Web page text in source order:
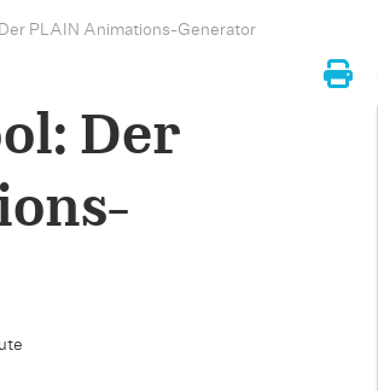
PLAIN Animations-Generator
Der